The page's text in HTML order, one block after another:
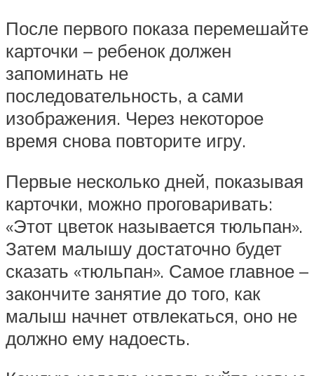
После первого показа перемешайте
карточки – ребенок должен
запоминать не
последовательность, а сами
изображения. Через некоторое
время снова повторите игру.
Первые несколько дней, показывая
карточки, можно проговаривать:
«Этот цветок называется тюльпан».
Затем малышу достаточно будет
сказать «тюльпан». Самое главное –
закончите занятие до того, как
малыш начнет отвлекаться, оно не
должно ему надоесть.